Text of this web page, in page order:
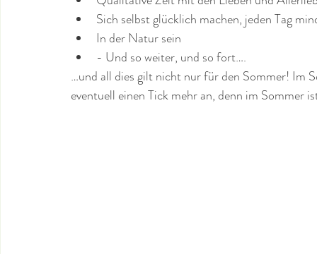
Sich selbst glücklich machen, jeden Tag
In der Natur sein
- Und so weiter, und so fort….
…und all dies gilt nicht nur für den Sommer! Im
eventuell einen Tick mehr an, denn im Sommer